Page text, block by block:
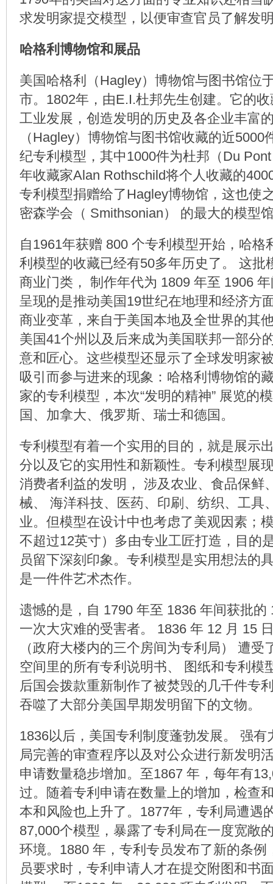
求发明家提交模型，以便审查官员了解发
哈格利博物馆和展品
美国哈格利（Hagley）博物馆与图书馆位
市。1802年，由E.I.杜邦先生创建。它的
工业发展，创造发明的历史及各企业丰富
（Hagley）博物馆与图书馆收藏的近5000
纪专利模型，其中1000件为杜邦（Du
年收藏家Alan Rothschild将个人收藏的
专利模型捐赠给了Hagley博物馆，这也使
密森学会（ Smithsonian） 的最大的模型
自1961年获赠 800 个专利模型开始，哈格
利模型的收藏已经有50多年历史了。 这批
商业门类， 制作年代为 1809 年至 1906
呈现的是推动美国19世纪在地理和经济方
商业变革，来自于美国本地及全世界的其
美国41个州以及后来成为美国联邦一部分
意和匠心。这些模型还显示了全球发明家
吸引而参与进来的现象：哈格利博物馆的
家的专利模型，本次“发明的精神” 展览的
国、加拿大、俄罗斯、瑞士和德国。
专利模型有着一个实用的目的，就是展示
分以及它的实用性和新颖性。专利模型展
消费者利益的发明， 涉及农业、食品保鲜
械、 海洋科技、医药、印刷、纺织、工具
业。但模型在设计中也考虑了美观因素；
不超过12英寸）多由专业工匠打造，目的
员留下深刻印象。专利模型是实用想法的
是一件件艺术杰作。
遗憾的是，自 1790 年至 1836 年间获批的
一次大灾难的受害者。 1836 年 12 月 15
（政府大楼内的三个房间为专利局） 遭受
空间里的所有专利说明书、 图纸和专利模
后国会拨款重新制作了被焚毁的几千件专
吞噬了大部分美国早期发明留下的文物。
1836以后，美国专利制度蓬勃发展。 强有
局完善的审查程序以及对公众进行新发明
申请数量稳步增加。至1867 年，每年有
过。随着专利申请在数量上的增加，检查
本和风险也上升了。1877年，专利局遭遇
87,000个模型，暴露了专利局在一度宽敞
环境。1880 年，专利专员发布了新的条例
员要求时，专利申请人才在提交附图和书